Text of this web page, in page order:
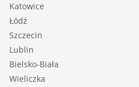
Katowice
Łódź
Szczecin
Lublin
Bielsko-Biała
Wieliczka